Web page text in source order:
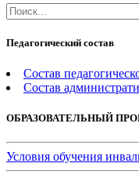
Педагогический состав
Состав
Состав
ОБРАЗОВАТЕЛЬНЫЙ
Условия обучения